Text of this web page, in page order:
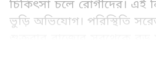
চিকিৎসা চলে রোগীদের। এই
ভুড়ি অভিযোগ। পরিস্থিতি